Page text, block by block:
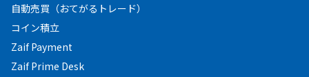
自動売買（おてがるトレード）
コイン積立
Zaif Payment
Zaif Prime Desk